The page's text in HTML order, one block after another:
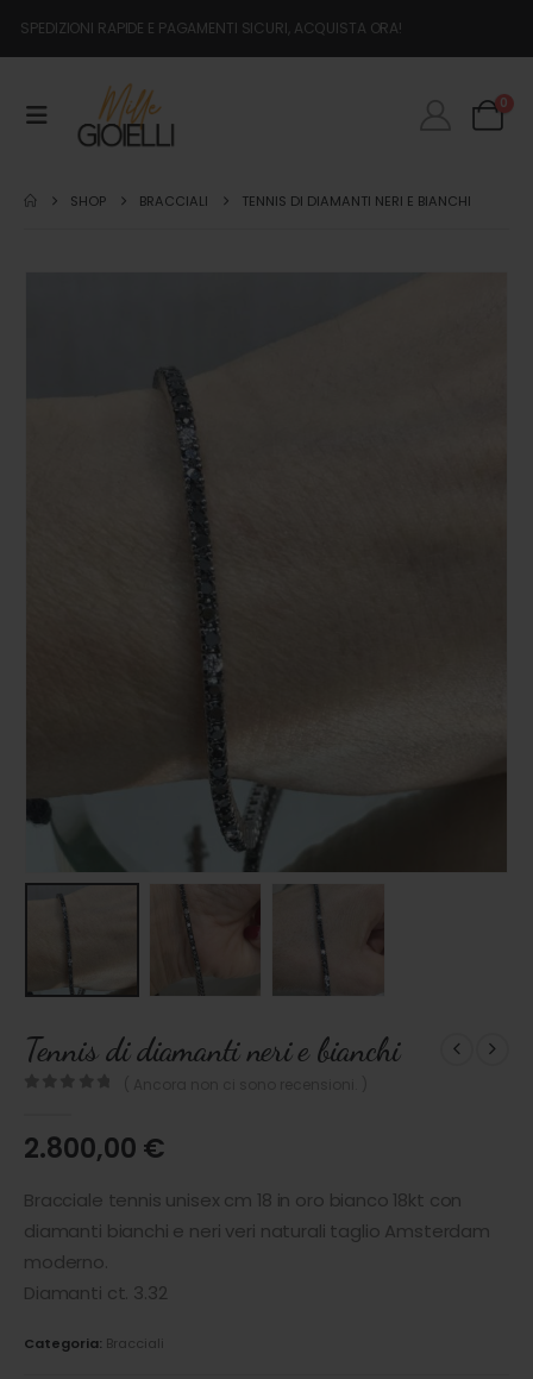
SPEDIZIONI RAPIDE E PAGAMENTI SICURI, ACQUISTA ORA!
0
SHOP BRACCIALI TENNIS DI DIAMANTI NERI E BIANCHI
Tennis di diamanti neri e bianchi
2.800,00 €
Bracciale tennis unisex cm 18 in oro bianco 18kt con
diamanti bianchi e neri veri naturali taglio Amsterdam
moderno.
Diamanti ct. 3.32
Categoria: Bracciali